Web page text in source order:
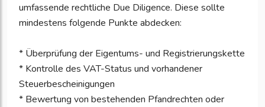
umfassende rechtliche Due Diligence. Diese sollte
mindestens folgende Punkte abdecken:
* Überprüfung der Eigentums- und Registrierungskette
* Kontrolle des VAT-Status und vorhandener
Steuerbescheinigungen
* Bewertung von bestehenden Pfandrechten oder